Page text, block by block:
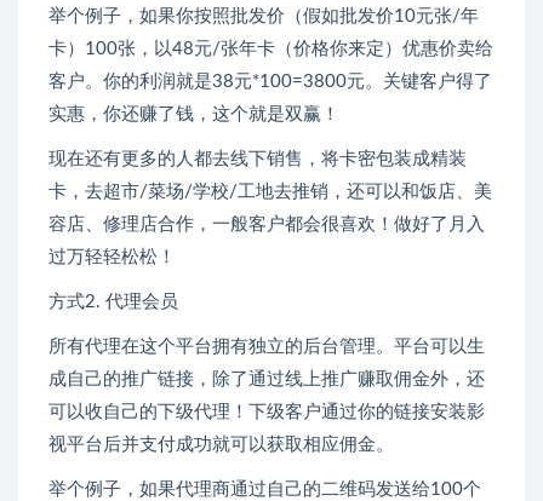
举个例子，如果你按照批发价（假如批发价10元张/年
卡）100张，以48元/张年卡（价格你来定）优惠价卖给
客户。你的利润就是38元*100=3800元。关键客户得了
实惠，你还赚了钱，这个就是双赢！
现在还有更多的人都去线下销售，将卡密包装成精装
卡，去超市/菜场/学校/工地去推销，还可以和饭店、美
容店、修理店合作，一般客户都会很喜欢！做好了月入
过万轻轻松松！
方式2. 代理会员
所有代理在这个平台拥有独立的后台管理。平台可以生
成自己的推广链接，除了通过线上推广赚取佣金外，还
可以收自己的下级代理！下级客户通过你的链接安装影
视平台后并支付成功就可以获取相应佣金。
举个例子，如果代理商通过自己的二维码发送给100个